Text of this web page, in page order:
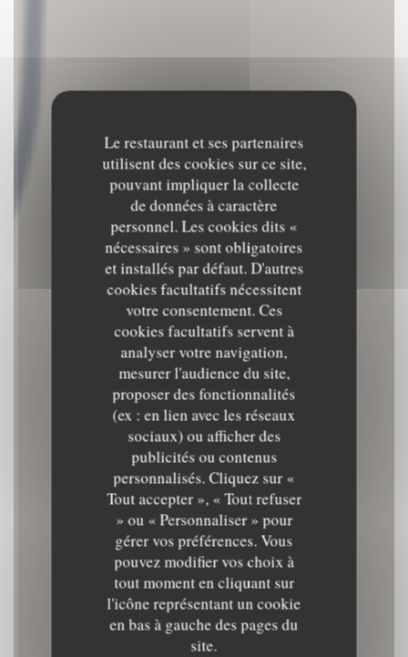
Le restaurant et ses partenaires
utilisent des cookies sur ce site,
pouvant impliquer la collecte
de données à caractère
personnel. Les cookies dits «
nécessaires » sont obligatoires
et installés par défaut. D'autres
cookies facultatifs nécessitent
votre consentement. Ces
cookies facultatifs servent à
analyser votre navigation,
mesurer l'audience du site,
proposer des fonctionnalités
(ex : en lien avec les réseaux
sociaux) ou afficher des
publicités ou contenus
personnalisés. Cliquez sur «
Tout accepter », « Tout refuser
» ou « Personnaliser » pour
gérer vos préférences. Vous
pouvez modifier vos choix à
tout moment en cliquant sur
l'icône représentant un cookie
en bas à gauche des pages du
site.
GAMIN
BISTROT|SAINT-NAZAIRE
RÉSERVER